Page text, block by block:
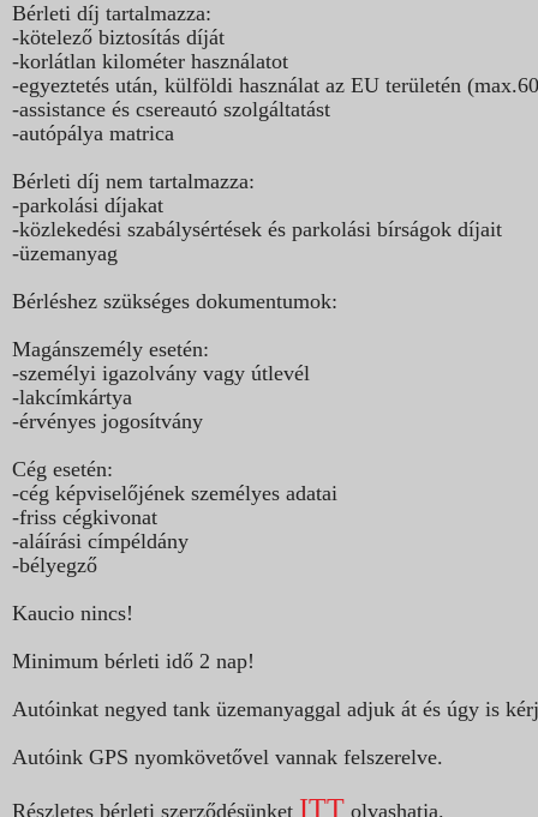
Bérleti díj tartalmazza:
-kötelező biztosítás díját
-korlátlan kilométer használatot
-egyeztetés után, külföldi használat az EU területén
-assistance és csereautó szolgáltatást
-autópálya matrica
Bérleti díj nem tartalmazza:
-parkolási díjakat
-közlekedési szabálysértések és parkolási bírságok díjait
-üzemanyag
Bérléshez szükséges dokumentumok:
Magánszemély esetén:
-személyi igazolvány vagy útlevél
-lakcímkártya
-érvényes jogosítvány
Cég esetén:
-cég képviselőjének személyes adatai
-friss cégkivonat
-aláírási címpéldány
-bélyegző
Kaucio nincs!
Minimum bérleti idő 2 nap!
Autóinkat negyed tank üzemanyaggal adjuk át és úgy is
Autóink GPS nyomkövetővel vannak felszerelve.
Részletes bérleti szerződésünket ITT olvashatja.